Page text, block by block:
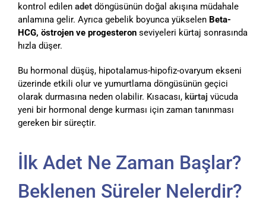
kontrol edilen adet döngüsünün doğal akışına müdahale
anlamına gelir. Ayrıca gebelik boyunca yükselen Beta-
HCG, östrojen ve progesteron seviyeleri kürtaj sonrasında
hızla düşer.
Bu hormonal düşüş, hipotalamus-hipofiz-ovaryum ekseni
üzerinde etkili olur ve yumurtlama döngüsünün geçici
olarak durmasına neden olabilir. Kısacası, kürtaj vücuda
yeni bir hormonal denge kurması için zaman tanınması
gereken bir süreçtir.
İlk Adet Ne Zaman Başlar?
Beklenen Süreler Nelerdir?